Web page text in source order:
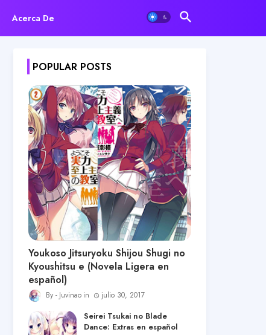
Acerca De
POPULAR POSTS
Youkoso Jitsuryoku Shijou Shugi no
Kyoushitsu e (Novela Ligera en
español)
Juvinao julio 30, 2017
Seirei Tsukai no Blade
Dance: Extras en español